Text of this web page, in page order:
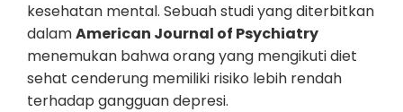
kesehatan mental. Sebuah studi yang diterbitkan
dalamAmerican Journal of Psychiatry
menemukan bahwa orang yang mengikuti diet
sehat cenderung memiliki risiko lebih rendah
terhadap gangguan depresi.